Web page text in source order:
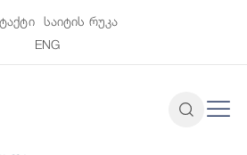
საიტის რუკა
ENG